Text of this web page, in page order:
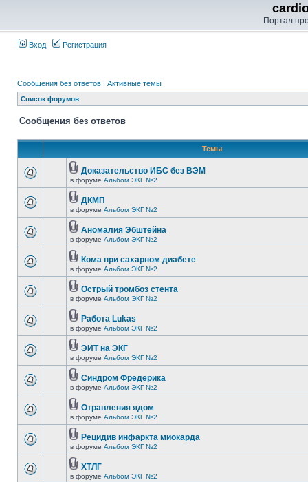
Портал
Вход Регистрация
Сообщения без ответов | Активные темы
Список форумов
Сообщения без ответов
Темы
Доказательство ИБС без ВЭМ
в форуме Альбом ЭКГ №2
ДКМП
в форуме Альбом ЭКГ №2
Аномалия Эбштейна
в форуме Альбом ЭКГ №2
Кома при сахарном диабете
в форуме Альбом ЭКГ №2
Острый тромбоз стента
в форуме Альбом ЭКГ №2
Работа Lukas
в форуме Альбом ЭКГ №2
ЭИТ на ЭКГ
в форуме Альбом ЭКГ №2
Синдром Фредерика
в форуме Альбом ЭКГ №2
Отравления ядом
в форуме Альбом ЭКГ №2
Рецидив инфаркта миокарда
в форуме Альбом ЭКГ №2
ХТЛГ
в форуме Альбом ЭКГ №2